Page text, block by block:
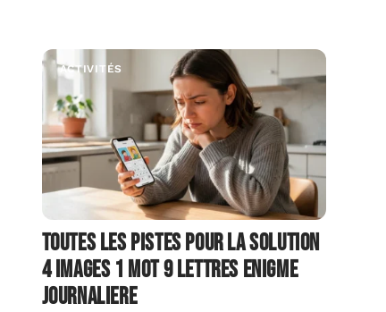
ACTIVITÉS
Toutes les pistes pour la solution
4 Images 1 Mot 9 lettres Enigme
Journaliere